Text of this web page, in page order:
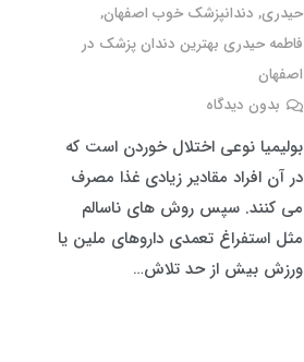
حیدری, دندانپزشک خوب اصفهان,
فاطمه حیدری بهترین دندان پزشک در
اصفهان
بدون دیدگاه
بولیمیا نوعی اختلال خوردن است که
در آن افراد مقادیر زیادی غذا مصرف
می کنند. سپس روش های ناسالم
مثل استفراغ تعمدی داروهای ملین یا
ورزش بیش از حد تلاش…